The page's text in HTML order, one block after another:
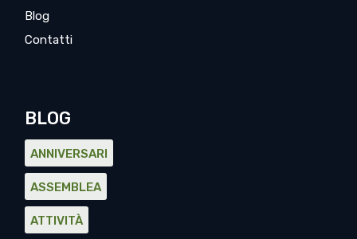
Blog
Contatti
BLOG
ANNIVERSARI
ASSEMBLEA
ATTIVITÀ